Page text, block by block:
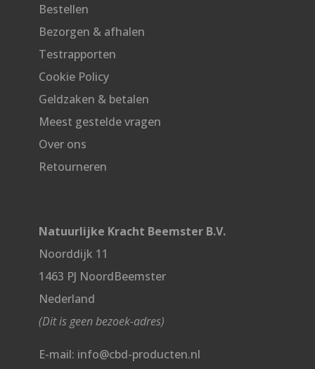
Bestellen
Bezorgen & afhalen
Testrapporten
Cookie Policy
Geldzaken & betalen
Meest gestelde vragen
Over ons
Retourneren
Natuurlijke Kracht Beemster B.V.
Noorddijk 11
1463 PJ NoordBeemster
Nederland
(Dit is geen bezoek-adres)
E-mail: info@cbd-producten.nl